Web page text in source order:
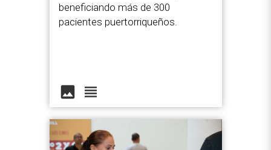
beneficiando más de 300
pacientes puertorriqueños.
image view_headline